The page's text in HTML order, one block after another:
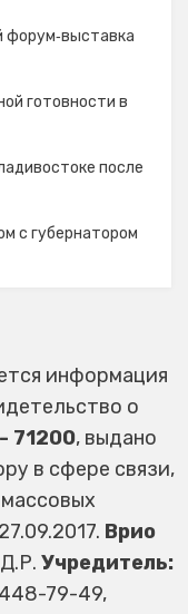
форум‑выставка
готовности в
после
с губернатором
информация
о
71200, выдано
в сфере связи,
Врио
Учредитель:
79-49,